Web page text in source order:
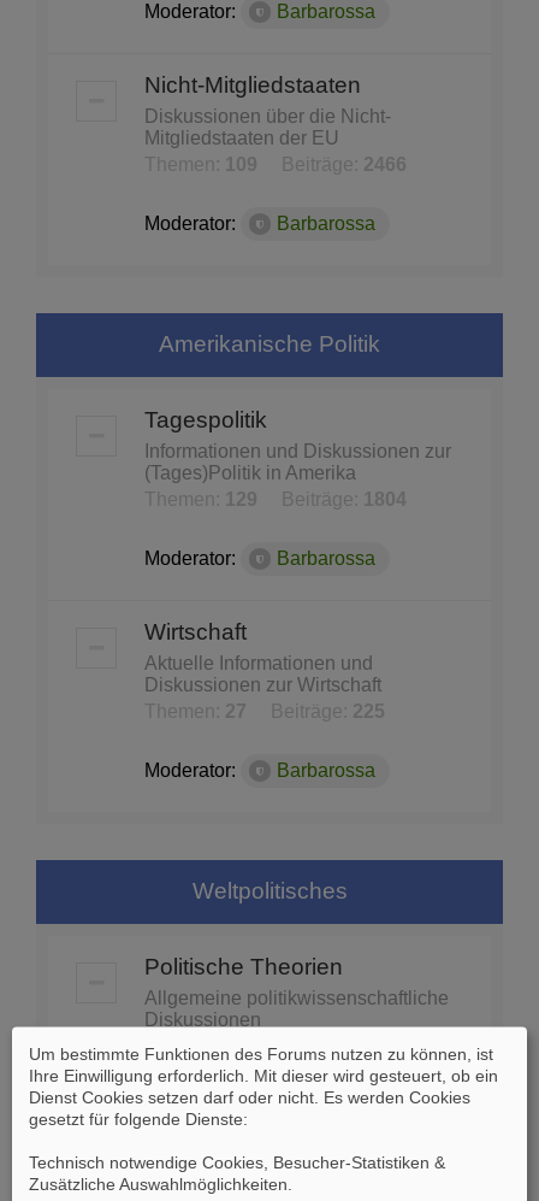
Moderator: Barbarossa
Nicht-Mitgliedstaaten
Diskussionen über die Nicht-
Mitgliedstaaten der EU
Themen:
109 Beiträge: 2466
Moderator: Barbarossa
Amerikanische Politik
Tagespolitik
Informationen und Diskussionen zur
(Tages)Politik in Amerika
Themen:
129 Beiträge: 1804
Moderator: Barbarossa
Wirtschaft
Aktuelle Informationen und
Diskussionen zur Wirtschaft
Themen: 27 Beiträge: 225
Moderator: Barbarossa
Weltpolitisches
Politische Theorien
Allgemeine politikwissenschaftliche
Diskussionen
Themen:
74 Beiträge:1453
Moderator: Barbarossa
Globale Politik - Organisationen
Um bestimmte Funktionen des Forums nutzen zu können, ist
Ihre Einwilligung erforderlich. Mit dieser wird gesteuert, ob ein
Dienst Cookies setzen darf oder nicht. Es werden Cookies
gesetzt für folgende Dienste:
Technisch notwendige Cookies, Besucher-Statistiken &
Zusätzliche Auswahlmöglichkeiten